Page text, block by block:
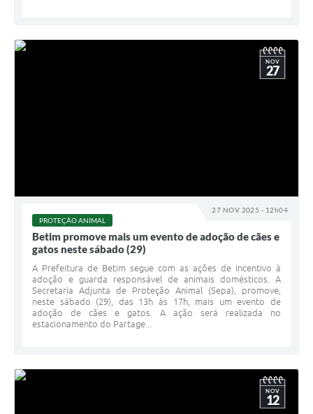
27 NOV 2025 - 12h04
NOV
27
PROTEÇÃO ANIMAL
Betim promove mais um evento de adoção de cães e
gatos neste sábado (29)
A Prefeitura de Betim segue com as ações de incentivo à
adoção e guarda responsável de animais domésticos. A
Secretaria Adjunta de Proteção Animal (Sepa), promove,
neste sábado (29), das 13h às 17h, mais um evento de
adoção de cães e gatos. A ação será realizada no
estacionamento do Partage...
NOV
12